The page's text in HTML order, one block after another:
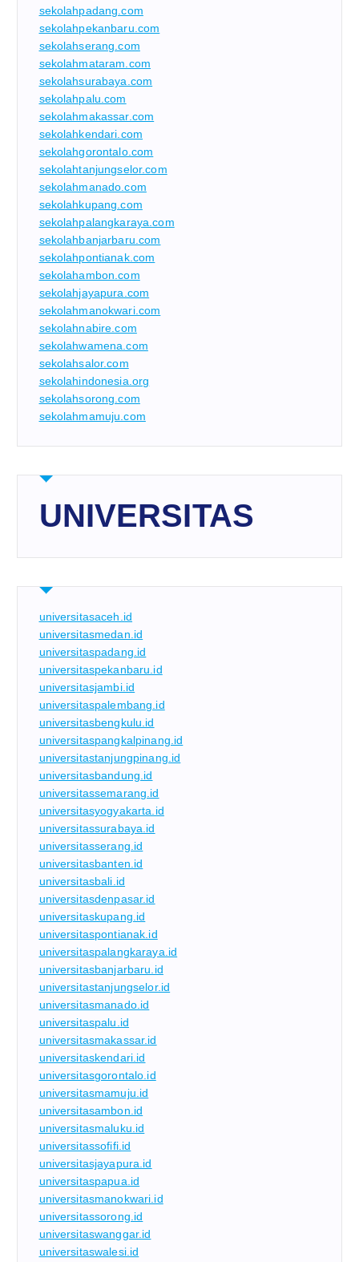
sekolahpadang.com
sekolahpekanbaru.com
sekolahserang.com
sekolahmataram.com
sekolahsurabaya.com
sekolahpalu.com
sekolahmakassar.com
sekolahkendari.com
sekolahgorontalo.com
sekolahtanjungselor.com
sekolahmanado.com
sekolahkupang.com
sekolahpalangkaraya.com
sekolahbanjarbaru.com
sekolahpontianak.com
sekolahambon.com
sekolahjayapura.com
sekolahmanokwari.com
sekolahnabire.com
sekolahwamena.com
sekolahsalor.com
sekolahindonesia.org
sekolahsorong.com
sekolahmamuju.com
UNIVERSITAS
universitasaceh.id
universitasmedan.id
universitaspadang.id
universitaspekanbaru.id
universitasjambi.id
universitaspalembang.id
universitasbengkulu.id
universitaspangkalpinang.id
universitastanjungpinang.id
universitasbandung.id
universitassemarang.id
universitasyogyakarta.id
universitassurabaya.id
universitasserang.id
universitasbanten.id
universitasbali.id
universitasdenpasar.id
universitaskupang.id
universitaspontianak.id
universitaspalangkaraya.id
universitasbanjarbaru.id
universitastanjungselor.id
universitasmanado.id
universitaspalu.id
universitasmakassar.id
universitaskendari.id
universitasgorontalo.id
universitasmamuju.id
universitasambon.id
universitasmaluku.id
universitassofifi.id
universitasjayapura.id
universitaspapua.id
universitasmanokwari.id
universitassorong.id
universitaswanggar.id
universitaswalesi.id